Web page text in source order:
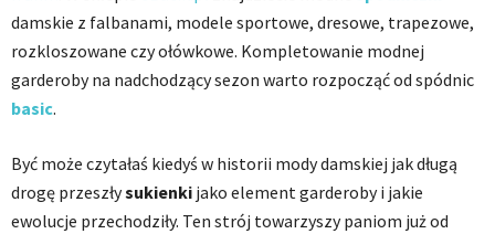
damskie z falbanami, modele sportowe, dresowe, trapezowe,
rozkloszowane czy ołówkowe. Kompletowanie modnej
garderoby na nadchodzący sezon warto rozpocząć od spódnic
basic.
Być może czytałaś kiedyś w historii mody damskiej jak długą
drogę przeszłysukienki jako element garderoby i jakie
ewolucje przechodziły. Ten strój towarzyszy paniom już od